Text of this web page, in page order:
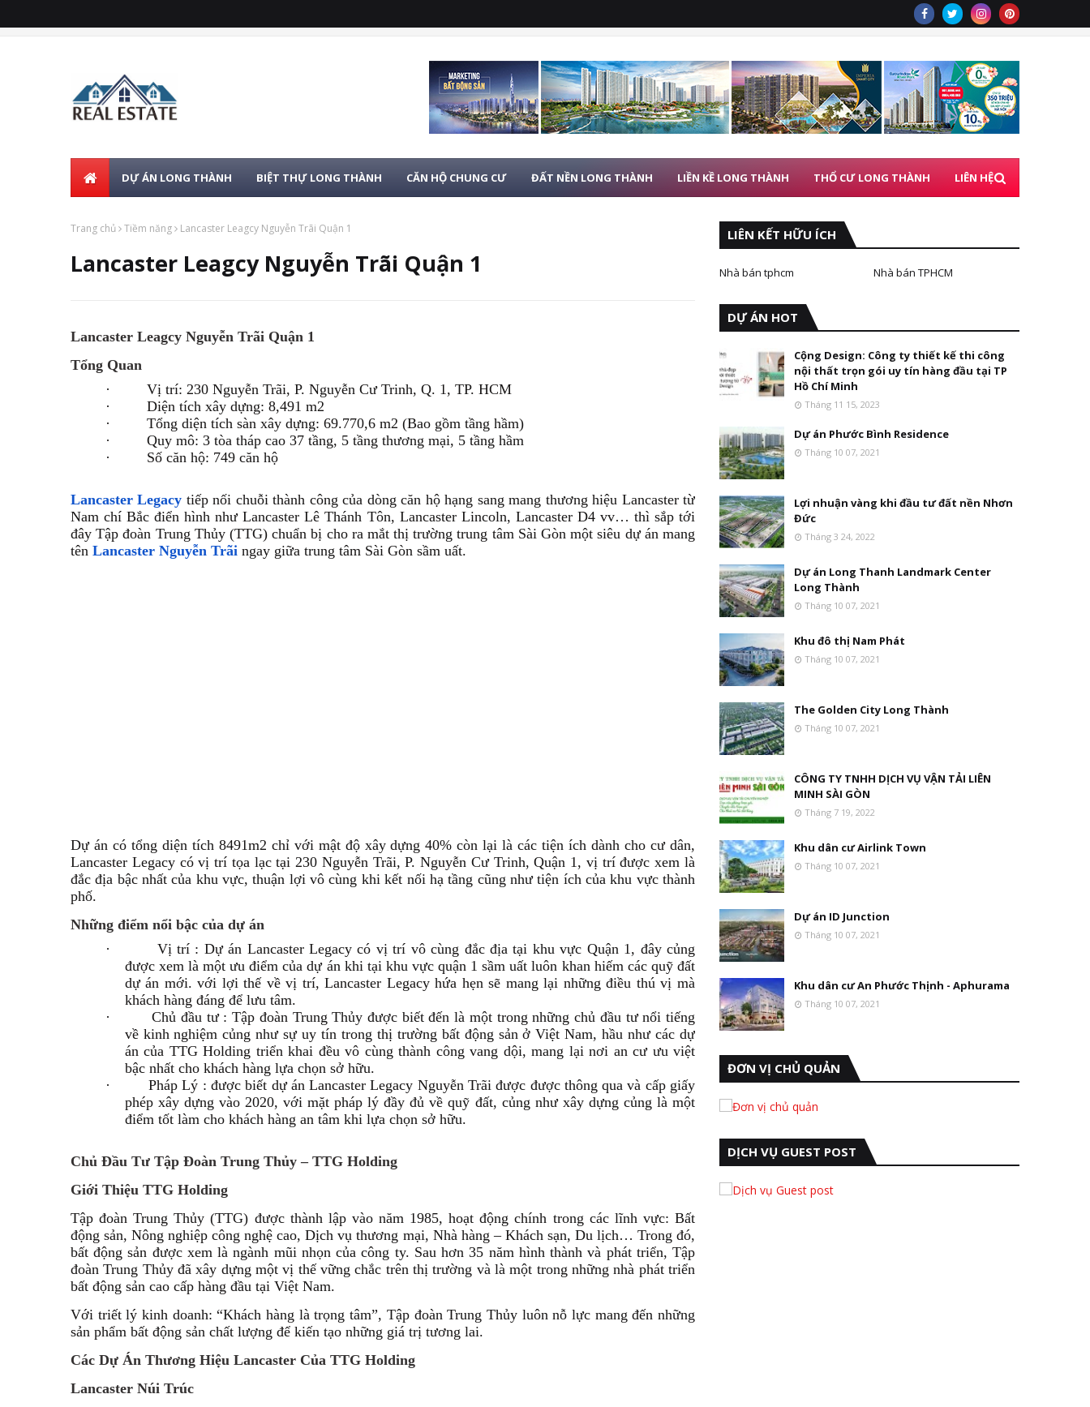
DỰ ÁN LONG THÀNH BIỆT THỰ LONG THÀNH CĂN HỘ CHUNG CƯ ĐẤT NỀN LONG THÀNH LIỀN KỀ LONG THÀNH THỔ CƯ LONG THÀNH LIÊN HỆ
Trang chủ Tiềm năng Lancaster Leagcy Nguyễn Trãi Quận 1
Lancaster Leagcy Nguyễn Trãi Quận 1
Lancaster Leagcy Nguyễn Trãi Quận 1
Tổng Quan
·
Vị trí: 230 Nguyễn Trãi, P. Nguyễn Cư Trinh, Q. 1, TP. HCM
·
Diện tích xây dựng: 8,491 m2
·
Tổng diện tích sàn xây dựng: 69.770,6 m2 (Bao gồm tầng hầm)
·
Quy mô: 3 tòa tháp cao 37 tầng, 5 tầng thương mại, 5 tầng hầm
·
Số căn hộ: 749 căn hộ
Lancaster Legacy tiếp nối chuỗi thành công của dòng căn hộ hạng sang mang thương hiệu Lancaster từ
Nam chí Bắc điển hình như Lancaster Lê Thánh Tôn, Lancaster Lincoln, Lancaster D4 vv… thì sắp tới
đây Tập đoàn Trung Thủy (TTG) chuẩn bị cho ra mắt thị trường trung tâm Sài Gòn một siêu dự án mang
tên Lancaster Nguyễn Trãi ngay giữa trung tâm Sài Gòn sầm uất.
Dự án có tổng diện tích 8491m2 chỉ với mật độ xây dựng 40% còn lại là các tiện ích dành cho cư dân,
Lancaster Legacy có vị trí tọa lạc tại 230 Nguyễn Trãi, P. Nguyễn Cư Trinh, Quận 1, vị trí được xem là
đắc địa bậc nhất của khu vực, thuận lợi vô cùng khi kết nối hạ tầng cũng như tiện ích của khu vực thành
phố.
Những điểm nổi bậc của dự án
·
Vị trí : Dự án Lancaster Legacy có vị trí vô cùng đắc địa tại khu vực Quận 1, đây củng
được xem là một ưu điểm của dự án khi tại khu vực quận 1 sầm uất luôn khan hiếm các quỹ đất
dự án mới. với lợi thế về vị trí, Lancaster Legacy hứa hẹn sẽ mang lại những điều thú vị mà
khách hàng đáng để lưu tâm.
·
Chủ đầu tư : Tập đoàn Trung Thủy được biết đến là một trong những chủ đầu tư nổi tiếng
về kinh nghiệm củng như sự uy tín trong thị trường bất động sản ở Việt Nam, hầu như các dự
án của TTG Holding triển khai đều vô cùng thành công vang dội, mang lại nơi an cư ưu việt
bậc nhất cho khách hàng lựa chọn sở hữu.
·
Pháp Lý : được biết dự án Lancaster Legacy Nguyễn Trãi được được thông qua và cấp giấy
phép xây dựng vào 2020, với mặt pháp lý đầy đủ về quỹ đất, củng như xây dựng củng là một
điểm tốt làm cho khách hàng an tâm khi lựa chọn sở hữu.
Chủ Đầu Tư Tập Đoàn Trung Thủy – TTG Holding
Giới Thiệu TTG Holding
Tập đoàn Trung Thủy (TTG) được thành lập vào năm 1985, hoạt động chính trong các lĩnh vực: Bất
động sản, Nông nghiệp công nghệ cao, Dịch vụ thương mại, Nhà hàng – Khách sạn, Du lịch… Trong đó,
bất động sản được xem là ngành mũi nhọn của công ty. Sau hơn 35 năm hình thành và phát triển, Tập
đoàn Trung Thủy đã xây dựng một vị thế vững chắc trên thị trường và là một trong những nhà phát triển
bất động sản cao cấp hàng đầu tại Việt Nam.
Với triết lý kinh doanh: “Khách hàng là trọng tâm”, Tập đoàn Trung Thủy luôn nỗ lực mang đến những
sản phẩm bất động sản chất lượng để kiến tạo những giá trị tương lai.
Các Dự Án Thương Hiệu Lancaster Của TTG Holding
Lancaster Núi Trúc
LIÊN KẾT HỮU ÍCH
Nhà bán tphcm Nhà bán TPHCM
DỰ ÁN HOT
Cộng Design: Công ty thiết kế thi công
nội thất trọn gói uy tín hàng đầu tại TP
Hồ Chí Minh
Tháng 11 15, 2023
Dự án Phước Bình Residence
Tháng 10 07, 2021
Lợi nhuận vàng khi đầu tư đất nền Nhơn
Đức
Tháng 3 24, 2022
Dự án Long Thanh Landmark Center
Long Thành
Tháng 10 07, 2021
Khu đô thị Nam Phát
Tháng 10 07, 2021
The Golden City Long Thành
Tháng 10 07, 2021
CÔNG TY TNHH DỊCH VỤ VẬN TẢI LIÊN
MINH SÀI GÒN
Tháng 7 19, 2022
Khu dân cư Airlink Town
Tháng 10 07, 2021
Dự án ID Junction
Tháng 10 07, 2021
Khu dân cư An Phước Thịnh - Aphurama
Tháng 10 07, 2021
ĐƠN VỊ CHỦ QUẢN
DỊCH VỤ GUEST POST